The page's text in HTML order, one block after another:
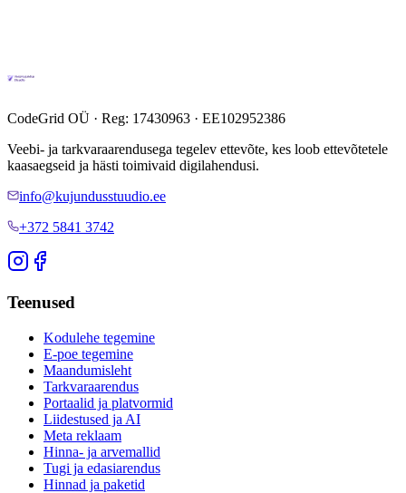
CodeGrid OÜ · Reg: 17430963 · EE102952386
Veebi- ja tarkvaraarendusega tegelev ettevõte, kes loob ettevõtetele
kaasaegseid ja hästi toimivaid digilahendusi.
info@kujundusstuudio.ee
+372 5841 3742
Teenused
Kodulehe tegemine
E-poe tegemine
Maandumisleht
Tarkvaraarendus
Portaalid ja platvormid
Liidestused ja AI
Meta reklaam
Hinna- ja arvemallid
Tugi ja edasiarendus
Hinnad ja paketid